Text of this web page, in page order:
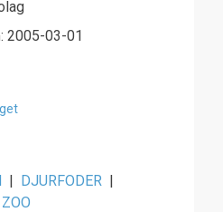
2005-03-01
| DJURFODER |
ZOO